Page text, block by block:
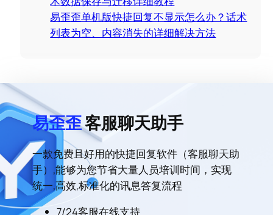
易歪歪单机版快捷回复不显示怎么办？话术
列表为空、内容消失的详细解决方法
易歪歪客服聊天助手
一款免费且好用的快捷回复软件（客服聊天助
手）,能够为您节省大量人员培训时间，实现
统一,高效,标准化的讯息答复流程
7/24客服在线支持